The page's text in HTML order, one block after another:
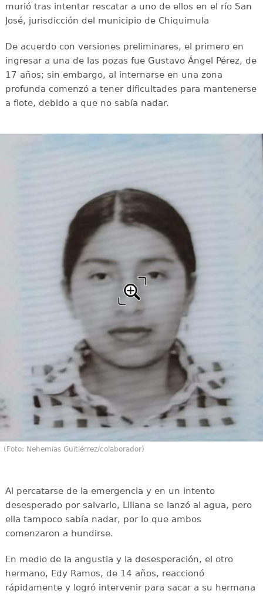
murió tras intentar rescatar a uno de ellos en el río San
José, jurisdicción del municipio de Chiquimula
De acuerdo con versiones preliminares, el primero en
ingresar a una de las pozas fue Gustavo Ángel Pérez, de
17 años; sin embargo, al internarse en una zona
profunda comenzó a tener dificultades para mantenerse
a flote, debido a que no sabía nadar.
(Foto: Nehemias Guitiérrez/colaborador)
Al percatarse de la emergencia y en un intento
desesperado por salvarlo, Liliana se lanzó al agua, pero
ella tampoco sabía nadar, por lo que ambos
comenzaron a hundirse.
En medio de la angustia y la desesperación, el otro
hermano, Edy Ramos, de 14 años, reaccionó
rápidamente y logró intervenir para sacar a su hermana